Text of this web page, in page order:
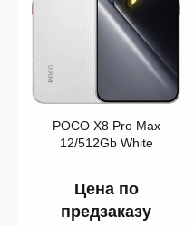
POCO X8 Pro Max
12/512Gb White
Цена по
предзаказу